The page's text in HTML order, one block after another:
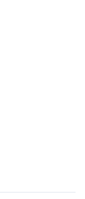
уже потом, а
об
это